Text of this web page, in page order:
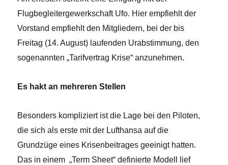
Flugbegleitergewerkschaft Ufo. Hier empfiehlt der
Vorstand empfiehlt den Mitgliedern, bei der bis
Freitag (14. August) laufenden Urabstimmung, den
sogenannten „Tarifvertrag Krise“ anzunehmen.
Es hakt an mehreren Stellen
Besonders kompliziert ist die Lage bei den Piloten,
die sich als erste mit der Lufthansa auf die
Grundzüge eines Krisenbeitrages geeinigt hatten.
Das in einem „Term Sheet“ definierte Modell lief